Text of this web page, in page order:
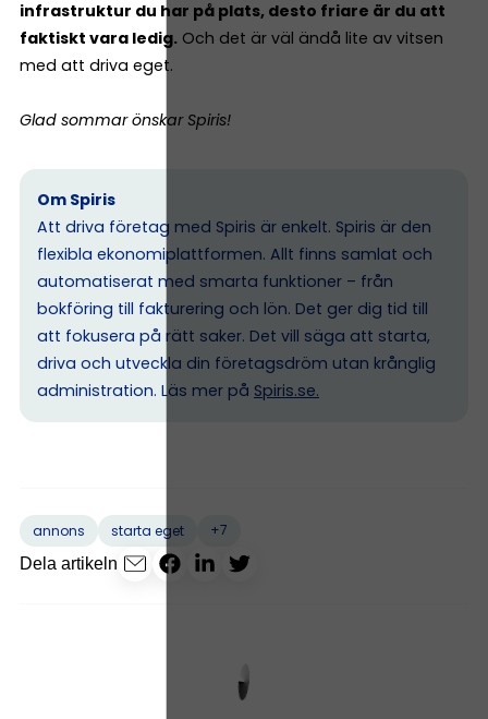
infrastruktur du har på plats, desto friare är du att
faktiskt vara ledig. Och det är väl ändå lite av vitsen
med att driva eget.
Glad sommar önskar Spiris!
Om Spiris
Att driva företag med Spiris är enkelt. Spiris är den
flexibla ekonomiplattformen. Allt finns samlat och
automatiserat med smarta funktioner – från
bokföring till fakturering och lön. Det ger dig tid till
att fokusera på rätt saker. Det vill säga att starta,
driva och utveckla din företagsdröm utan krånglig
administration. Läs mer på Spiris.se.
annons starta eget
+7
Dela artikeln